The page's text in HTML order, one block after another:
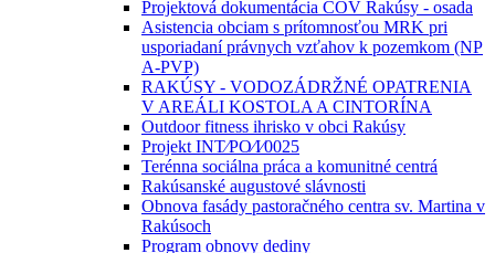
Projektová dokumentácia ČOV Rakúsy - osada
Asistencia obciam s prítomnosťou MRK pri
usporiadaní právnych vzťahov k pozemkom (NP
A-PVP)
RAKÚSY - VODOZÁDRŽNÉ OPATRENIA
V AREÁLI KOSTOLA A CINTORÍNA
Outdoor fitness ihrisko v obci Rakúsy
Projekt INT⁄PO⁄I⁄0025
Terénna sociálna práca a komunitné centrá
Rakúsanské augustové slávnosti
Obnova fasády pastoračného centra sv. Martina v
Rakúsoch
Program obnovy dediny